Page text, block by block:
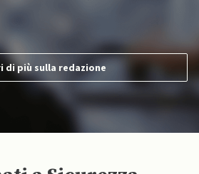
di più sulla redazione